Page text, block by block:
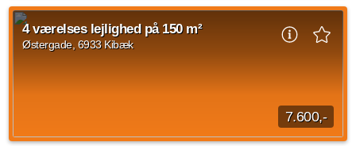
3 værelses lejlighed beliggende Nr. Bredgade, Kibæk med et
areal på 69 kvadratmeter. Huslejen udgør 4.050 kroner og
forbrug er på 20.000 kroner. Lejligheden...
Kilde: Leje-portalen.dk
4 værelses lejlighed på 150 m²
Østergade, 6933 Kibæk
7.600,-